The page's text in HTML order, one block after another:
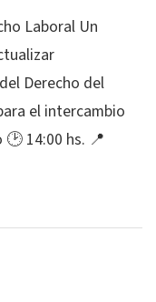
Laboral Un
Derecho del
el intercambio
14:00 hs. 📍